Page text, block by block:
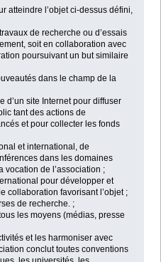
atteindre l’objet ci-dessus défini,
de recherche ou d’essais
soit en collaboration avec
poursuivant un but similaire
dans le champ de la
d’un site Internet pour diffuser
tant des actions de
et pour collecter les fonds
et international, de
dans les domaines
vocation de l’association ;
pour développer et
collaboration favorisant l’objet ;
de recherche. ;
les moyens (médias, presse
et les harmoniser avec
conclut toutes conventions